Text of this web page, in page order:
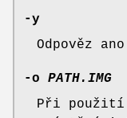
-y
Odpověz
-o PATH.IMG
Při použití